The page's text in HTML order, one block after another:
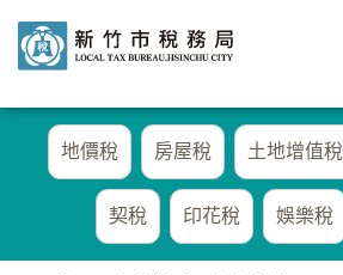
地價稅 房屋稅 土地增值稅
契稅 印花稅 娛樂稅